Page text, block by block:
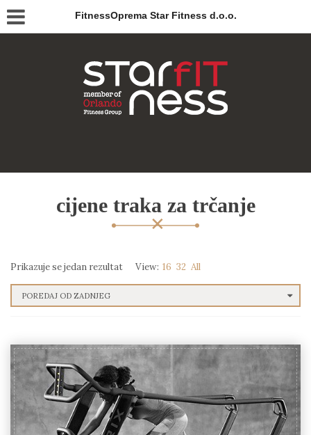
FitnessOprema Star Fitness d.o.o.
cijene traka za trčanje
Prikazuje se jedan rezultat View: 16 32 All